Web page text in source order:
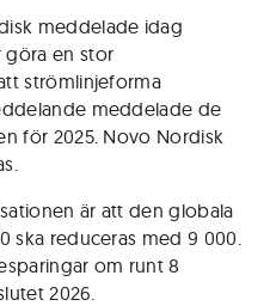
meddelade idag
en stor
strömlinjeforma
meddelade de
för 2025. Novo Nordisk
är att den globala
ska reduceras med 9 000.
om runt 8
2026.